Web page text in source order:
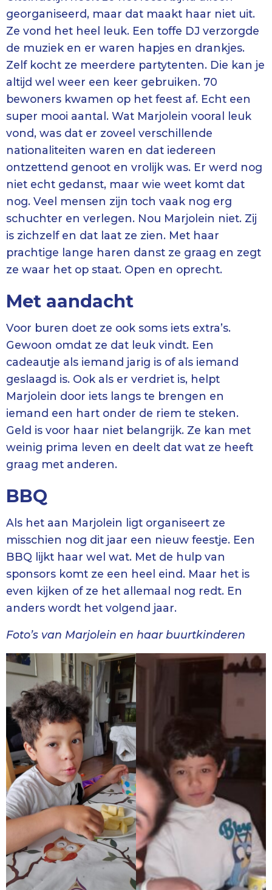
georganiseerd, maar dat maakt haar niet uit.
Ze vond het heel leuk. Een toffe DJ verzorgde
de muziek en er waren hapjes en drankjes.
Zelf kocht ze meerdere partytenten. Die kan je
altijd wel weer een keer gebruiken. 70
bewoners kwamen op het feest af. Echt een
super mooi aantal. Wat Marjolein vooral leuk
vond, was dat er zoveel verschillende
nationaliteiten waren en dat iedereen
ontzettend genoot en vrolijk was. Er werd nog
niet echt gedanst, maar wie weet komt dat
nog. Veel mensen zijn toch vaak nog erg
schuchter en verlegen. Nou Marjolein niet. Zij
is zichzelf en dat laat ze zien. Met haar
prachtige lange haren danst ze graag en zegt
ze waar het op staat. Open en oprecht.
Met aandacht
Voor buren doet ze ook soms iets extra’s.
Gewoon omdat ze dat leuk vindt. Een
cadeautje als iemand jarig is of als iemand
geslaagd is. Ook als er verdriet is, helpt
Marjolein door iets langs te brengen en
iemand een hart onder de riem te steken.
Geld is voor haar niet belangrijk. Ze kan met
weinig prima leven en deelt dat wat ze heeft
graag met anderen.
BBQ
Als het aan Marjolein ligt organiseert ze
misschien nog dit jaar een nieuw feestje. Een
BBQ lijkt haar wel wat. Met de hulp van
sponsors komt ze een heel eind. Maar het is
even kijken of ze het allemaal nog redt. En
anders wordt het volgend jaar.
Foto’s van Marjolein en haar buurtkinderen